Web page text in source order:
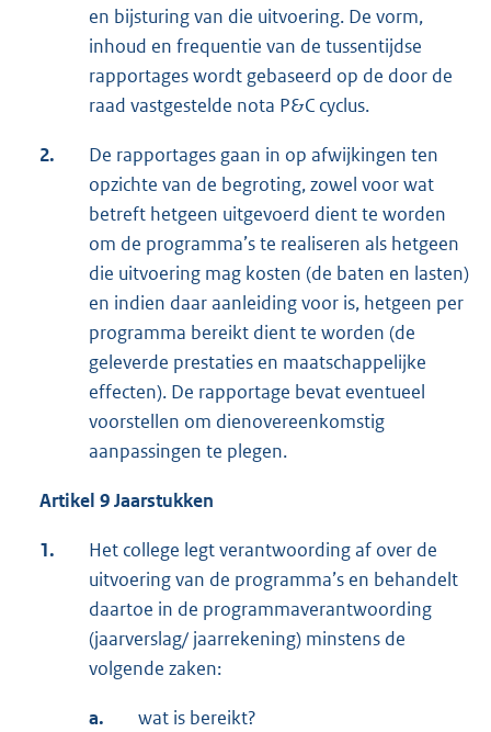
en bijsturing van die uitvoering. De vorm,
inhoud en frequentie van de tussentijdse
rapportages wordt gebaseerd op de door de
raad vastgestelde nota P&C cyclus.
2.
De rapportages gaan in op afwijkingen ten
opzichte van de begroting, zowel voor wat
betreft hetgeen uitgevoerd dient te worden
om de programma’s te realiseren als hetgeen
die uitvoering mag kosten (de baten en lasten)
en indien daar aanleiding voor is, hetgeen per
programma bereikt dient te worden (de
geleverde prestaties en maatschappelijke
effecten). De rapportage bevat eventueel
voorstellen om dienovereenkomstig
aanpassingen te plegen.
Artikel 9 Jaarstukken
1.
Het college legt verantwoording af over de
uitvoering van de programma’s en behandelt
daartoe in de programmaverantwoording
(jaarverslag/ jaarrekening) minstens de
volgende zaken:
a. wat is bereikt?